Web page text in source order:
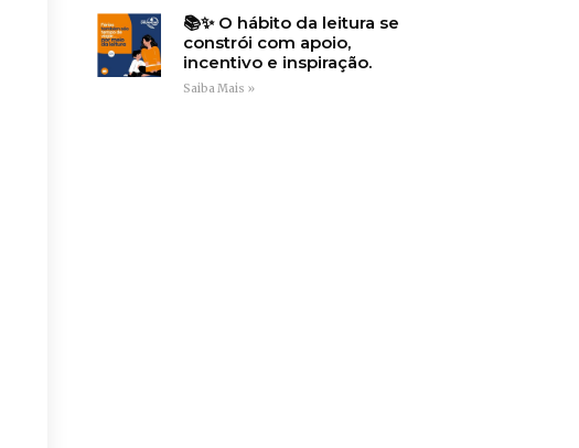
📚✨ O hábito da leitura se
constrói com apoio,
incentivo e inspiração.
Saiba Mais »